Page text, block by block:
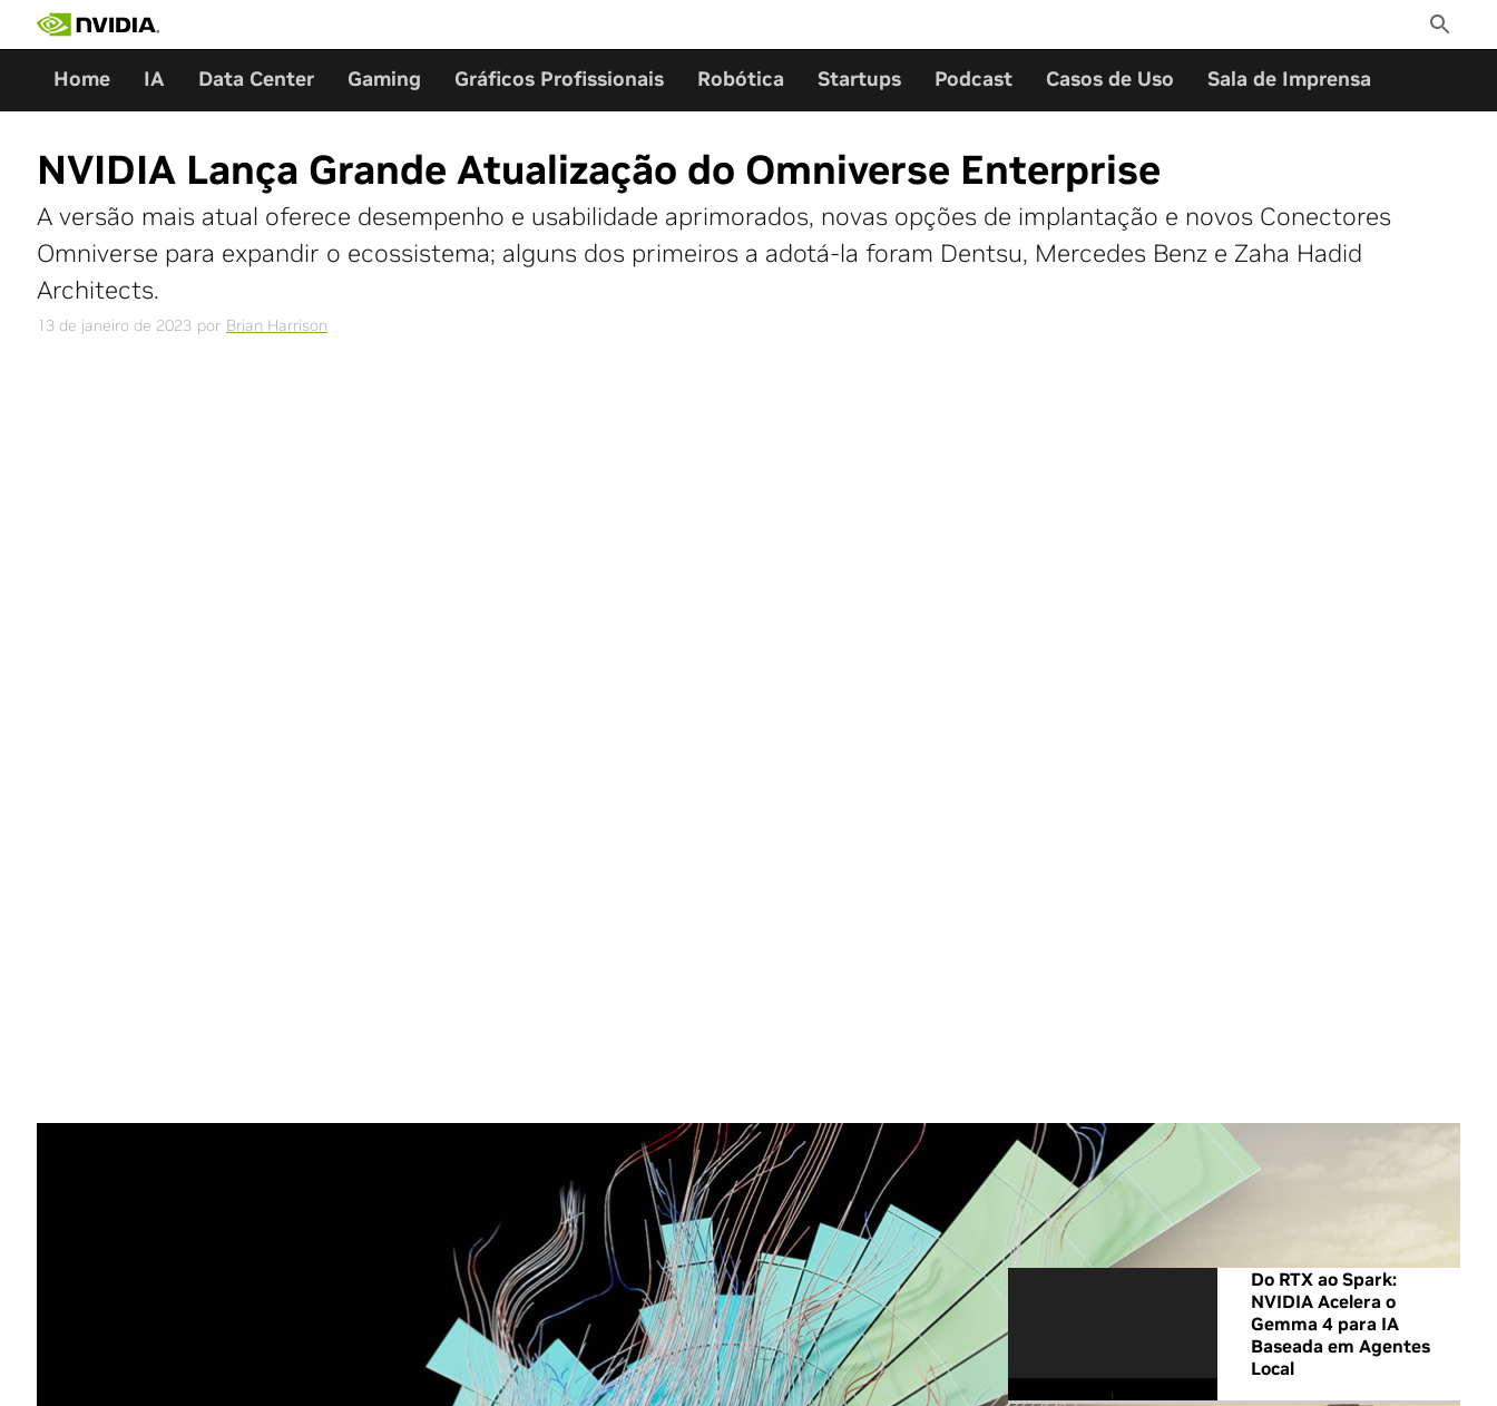
Toggle
Search
Home IA Data Center Gaming Gráficos Profissionais Robótica Startups Podcast Casos de Uso Sala de Imprensa
NVIDIA Lança Grande Atualização do Omniverse Enterprise
A versão mais atual oferece desempenho e usabilidade aprimorados, novas opções de implantação e novos Conectores
Omniverse para expandir o ecossistema; alguns dos primeiros a adotá-la foram Dentsu, Mercedes Benz e Zaha Hadid
Architects.
13 de janeiro de 2023 por Brian Harrison
NVIDIA Omniverse Enterprise
, já disponível, traz um melhor desempenho,
saltos geracionais em ray tracing e path tracing da RTX em tempo real, além de workflows
simplificados para ajudar as equipes a criar pipelines 3D conectados, além de desenvolver e
virtuais e em grande escala fisicamente precisos e virtuais como nunca antes.
Artistas, designers, engenheiros e desenvolvedores podem se beneficiar de vários
aprimoramentos em casos de uso comuns do Omniverse, incluindo divisão em silos de dados 3D
All NVIDIA News
Do RTX ao Spark:
NVIDIA Acelera o
Gemma 4 para IA
Baseada em Agentes
Local